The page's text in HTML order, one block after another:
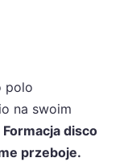
polo
na swoim
Formacja disco
przeboje.